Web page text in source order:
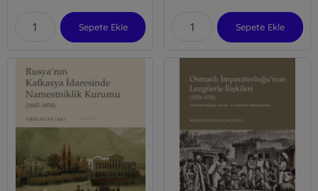
Sepete Ekle Sepete Ekle